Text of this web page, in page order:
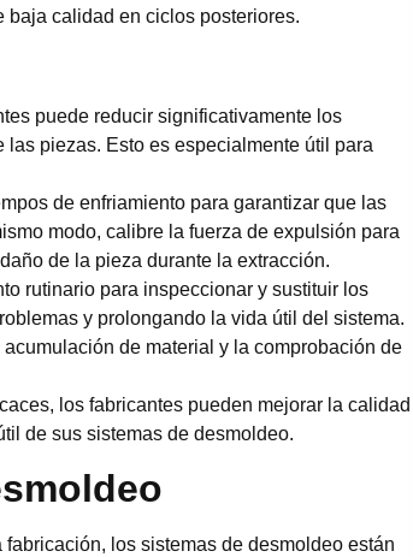
baja calidad en ciclos posteriores.
puede reducir significativamente los
piezas. Esto es especialmente útil para
de enfriamiento para garantizar que las
modo, calibre la fuerza de expulsión para
de la pieza durante la extracción.
rutinario para inspeccionar y sustituir los
y prolongando la vida útil del sistema.
de material y la comprobación de
los fabricantes pueden mejorar la calidad
de sus sistemas de desmoldeo.
los sistemas de desmoldeo están